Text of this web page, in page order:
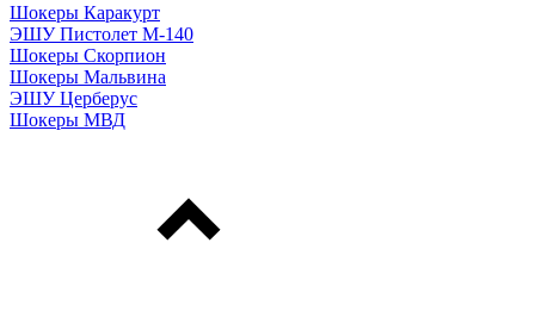
Шокеры Каракурт
ЭШУ Пистолет М-140
Шокеры Скорпион
Шокеры Мальвина
ЭШУ Церберус
Шокеры МВД